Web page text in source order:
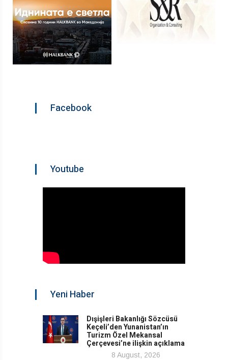
Facebook
Youtube
Yeni Haber
Dışişleri Bakanlığı Sözcüsü
Keçeli’den Yunanistan’ın
Turizm Özel Mekansal
Çerçevesi’ne ilişkin açıklama
8 August, 2026